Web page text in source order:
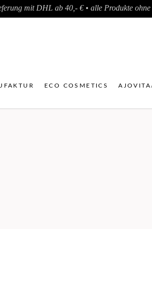
mit DHL ab 40,- € • alle Produkte
ECO COSMETICS